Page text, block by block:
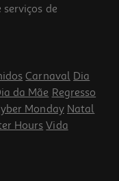
de
Carnaval Dia
da Mãe Regresso
Monday Natal
Hours Vida